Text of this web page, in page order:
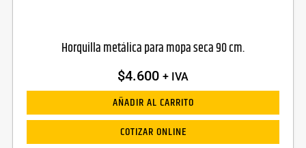
Horquilla metálica para mopa seca 90 cm.
$4.600 + IVA
AÑADIR AL CARRITO
COTIZAR ONLINE